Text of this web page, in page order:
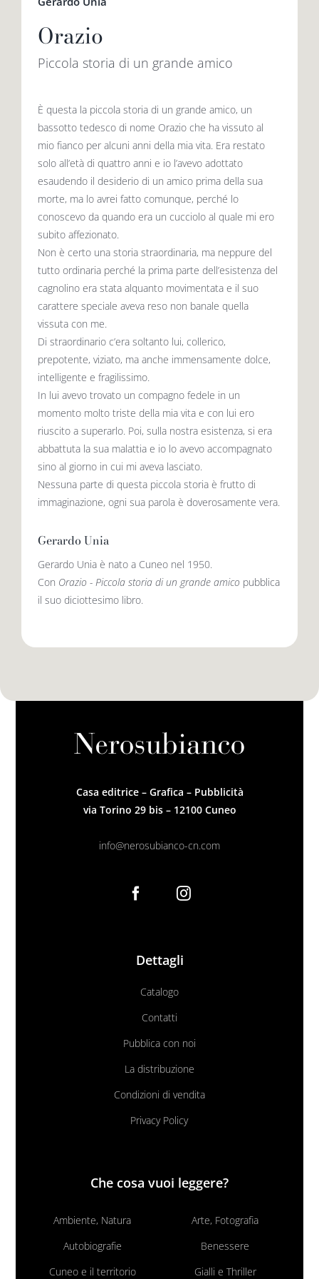
Orazio
Piccola storia di un grande amico
È questa la piccola storia di un grande amico, un
bassotto tedesco di nome Orazio che ha vissuto al
mio fianco per alcuni anni della mia vita. Era restato
solo all’età di quattro anni e io l’avevo adottato
esaudendo il desiderio di un amico prima della sua
morte, ma lo avrei fatto comunque, perché lo
conoscevo da quando era un cucciolo al quale mi ero
subito affezionato.
Non è certo una storia straordinaria, ma nep­pure del
tutto ordinaria perché la prima parte dell’esistenza del
cagnolino era stata alquanto movimentata e il suo
carattere specia­­le aveva reso non banale quella
vissuta con me.
Di straordinario c’era soltanto lui, collerico,
prepotente, viziato, ma anche immensamente dolce,
intelligente e fragilissimo.
In lui avevo trovato un compagno fedele in un
momento molto triste della mia vita e con lui ero
riuscito a superarlo. Poi, sulla nostra esistenza, si era
abbattuta la sua malattia e io lo avevo accompagnato
sino al giorno in cui mi aveva lasciato.
Nessuna parte di questa piccola storia è frutto di
immaginazione, ogni sua parola è doverosamente vera.
Gerardo Unia
Gerardo Unia è nato a Cuneo nel 1950.
Con Orazio - Piccola storia di un grande amico pubblica
il suo diciottesimo libro.
Casa editrice – Grafica – Pubblicità
via Torino 29 bis – 12100 Cuneo
info@nerosubianco-cn.com
Dettagli
Catalogo
Contatti
Pubblica con noi
La distribuzione
Condizioni di vendita
Privacy Policy
Che cosa vuoi leggere?
Ambiente, Natura
Arte, Fotografia
Autobiografie
Benessere
Cuneo e il territorio
Gialli e Thriller